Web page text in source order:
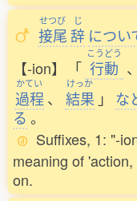
せつび
接尾
じ
辞 につい
【-ion】
「
こうどう
行動 、
かてい
過程 、
けっか
結果 」 な
る。
Suffixes, 1: "-
meaning of
on.